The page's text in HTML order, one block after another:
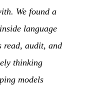
We found a
language
read, audit, and
thinking
models